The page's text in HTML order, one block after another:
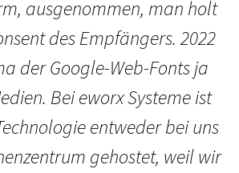
ausgenommen, man holt
des Empfängers. 2022
der Google-Web-Fonts ja
Bei eworx Systeme ist
entweder bei uns
gehostet, weil wir